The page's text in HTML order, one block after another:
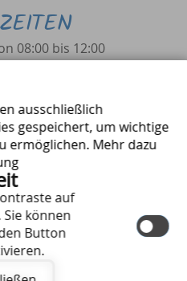
08:00 bis 12:00
13:30 bis 17:00
Web
ausschließlich
gespeichert, um wichtige
ermöglichen. Mehr dazu
auf
können
Button